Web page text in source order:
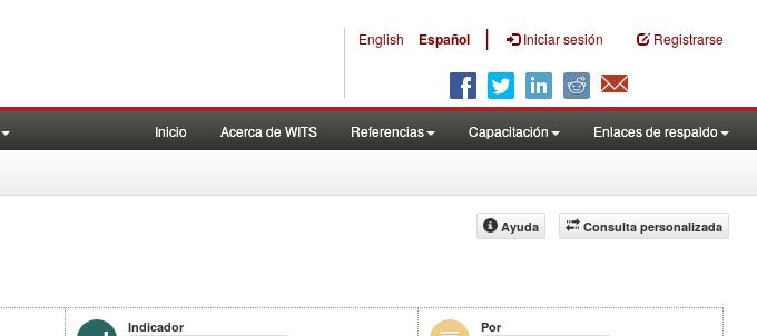
English Español | Iniciar sesión Registrarse
Inicio Acerca de WITS Referencias Capacitación Enlaces de respaldo
Consulta personalizada
Ayuda
Indicador
Por